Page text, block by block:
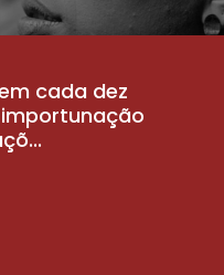
cada dez